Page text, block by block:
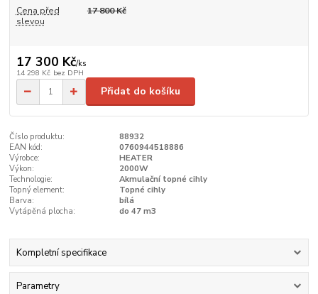
Cena před
slevou
17 800 Kč
17 300 Kč/ks
14 298 Kč bez DPH
Přidat do košíku
Číslo produktu:
88932
EAN kód:
0760944518886
Výrobce:
HEATER
Výkon:
2000W
Technologie:
Akmulační topné cihly
Topný element:
Topné cihly
Barva:
bílá
Vytápěná plocha:
do 47 m3
Kompletní specifikace
Parametry